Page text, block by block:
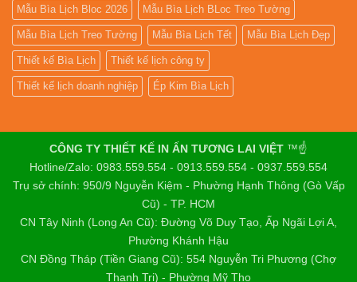
Mẫu Bìa Lịch Bloc 2026 Mẫu Bìa Lịch BLoc Treo Tường
Mẫu Bìa Lịch Treo Tường Mẫu Bìa Lịch Tết Mẫu Bìa Lịch Đẹp
Thiết kế Bìa Lịch Thiết kế lịch công ty
Thiết kế lịch doanh nghiệp Ép Kim Bìa Lịch
CÔNG TY THIẾT KẾ IN ẤN TƯƠNG LAI VIỆT ™☝️
Hotline/Zalo: 0983.559.554 - 0913.559.554 - 0937.559.554
Trụ sở chính: 950/9 Nguyễn Kiệm - Phường Hạnh Thông (Gò Vấp
Cũ) - TP. HCM
CN Tây Ninh (Long An Cũ): Đường Võ Duy Tạo, Ấp Ngãi Lợi A,
Phường Khánh Hậu
CN Đồng Tháp (Tiền Giang Cũ): 554 Nguyễn Tri Phương (Chợ
Thạnh Trị) - Phường Mỹ Tho